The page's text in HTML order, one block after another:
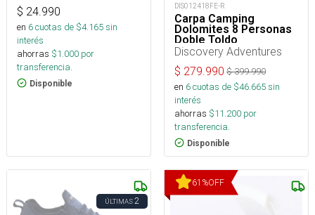
$ 24.990
en 6cuotas de $4.165sin
interés
ahorras $1.000 por
transferencia.
Disponible
DIS012418FE-R
Carpa Camping
Dolomites 8 Personas
Doble Toldo
Discovery Adventures
$ 279.990 $399.990
en 6cuotas de $46.665sin
interés
ahorras $11.200 por
transferencia.
Disponible
ÚLTIMAS2
61 %OFF